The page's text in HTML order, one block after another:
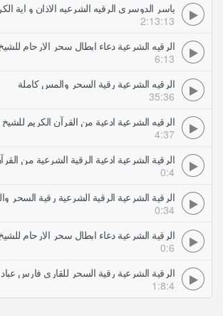
2:13:13
6:13
الرقيه الشرعية رقية السحر والمس كاملة
35:36
4:37
0:4
0:34
0:6
الرقية الشرعية رقية السحر للقارى فارس عباد
1:8:4